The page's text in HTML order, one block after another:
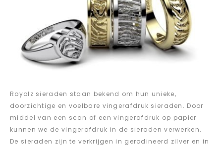
Royolz sieraden staan bekend om hun unieke,
doorzichtige en voelbare vingerafdruk sieraden. Door
middel van een scan of een vingerafdruk op papier
kunnen we de vingerafdruk in de sieraden verwerken.
De sieraden zijn te verkrijgen in gerodineerd zilver en in